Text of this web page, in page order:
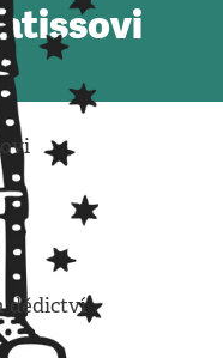
dědictví